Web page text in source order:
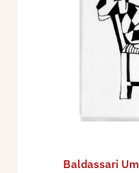
Baldassari